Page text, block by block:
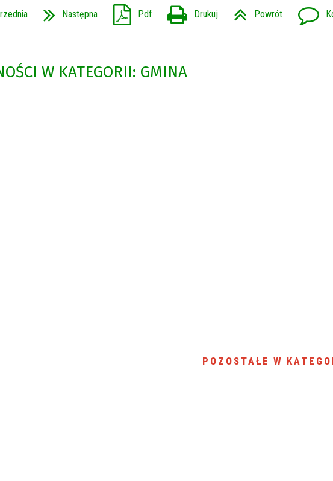
Następna Pdf Drukuj Powrót
W KATEGORII: GMINA
POZOSTAŁE W